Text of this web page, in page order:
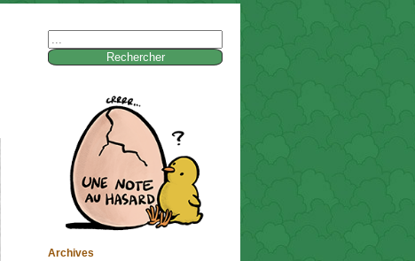
Archives